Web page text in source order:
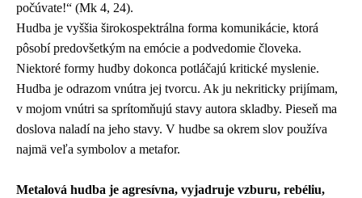
počúvate!“ (Mk 4, 24).
Hudba je vyššia širokospektrálna forma komunikácie, ktorá
pôsobí predovšetkým na emócie a podvedomie človeka.
Niektoré formy hudby dokonca potláčajú kritické myslenie.
Hudba je odrazom vnútra jej tvorcu. Ak ju nekriticky prijímam,
v mojom vnútri sa sprítomňujú stavy autora skladby. Pieseň ma
doslova naladí na jeho stavy. V hudbe sa okrem slov používa
najmä veľa symbolov a metafor.
Metalová hudba je agresívna, vyjadruje vzburu, rebéliu,